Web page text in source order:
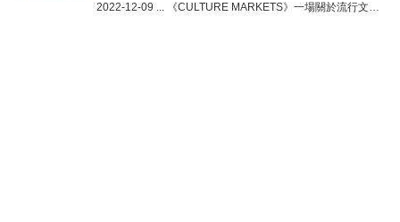
2022-12-09 ... 《CULTURE MARKETS》一場關於流行文化的 Talk Show！今集特別邀請到香港最具話題性YOUTUBE 汽車頻道 XRX 的 Richard 以及香港滑板代表俊仔大談香港的玩車和 JDM 文化。 在三年前一直熱愛汽車的 Richard 在接受外國汽車頻道的 Garage Visit 之後，突發奇想成立自己的 Youtube 頻道，名為「XRX」，團隊成員還包括 Joey 和 Oscar，分享他們對於汽車的熱愛，瞬間成為香港超人氣的汽車頻道，喜歡看汽車節目的朋友相信 Richard 在高速公路上的尖叫和咆哮定必令你留下深刻印象，當然還有 Richard 最真實的用家車評和豐富的改裝經驗分享；近年 XRX 團隊全情投入研究 JDM（Japanese Domestic Model）高性能日本車，並且擁有令車迷夢寐以求的收藏。 而俊仔不單是香港滑板頂尖運動員，自小對於 JDM 已經產生濃厚的興趣，現在的愛驅是 Honda S2000 AP1，不單是代步的工具，最重要是可以感受 JDM 獨有的駕駛激情。今集由兩位車手親自分享對汽車和 JDM 的熱愛。 此外，如果你是 XRX 的粉絲定必會追蹤他們另一生活化的頻道 XXR，自然知道 Richard 其實也是一個熱愛潮流文化的 hypebeast，在今集「DRIP、FLIP OR SKIP」環節，我們與 Richard 討論下 Supreme 的經典聯乘，而兩位滑板 OG JBS 和俊仔又怎樣看待 Supreme 近年的轉變呢？